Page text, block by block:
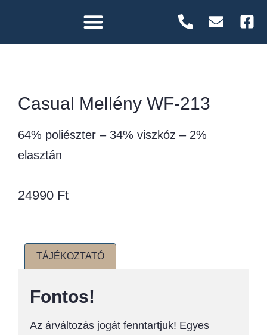
Casual Mellény WF-213
64% poliészter – 34% viszkóz – 2%
elasztán
24990 Ft
TÁJÉKOZTATÓ
Fontos!
Az árváltozás jogát fenntartjuk! Egyes